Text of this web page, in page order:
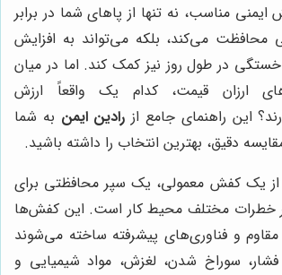
مناسب، نه تنها از پاهای شما در برابر
محافظت می‌کند، بلکه می‌تواند به افزایش
در طول روز نیز کمک کند. اما در میان
ارزان قیمت، کدام یک واقعاً ارزش
این راهنمای جامع از رادین ایمن به شما
دقیق، بهترین انتخاب را داشته باشید.
از یک کفش معمولی، یک سپر محافظتی برای
خطرات مختلف محیط کار است. این کفش‌ها
مقاوم و فناوری‌های پیشرفته ساخته می‌شوند
فشار، سوراخ شدن، لغزش، مواد شیمیایی و